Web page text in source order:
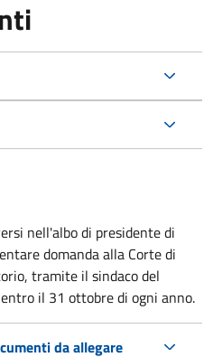
nell'albo di presidente di
domanda alla Corte di
tramite il sindaco del
il 31 ottobre di ogni anno.
da allegare